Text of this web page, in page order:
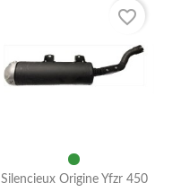
Silencieux Origine Yfzr 450
favorite_border